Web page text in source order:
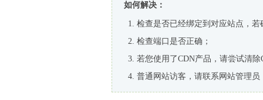
如何解决：
检查是否已经绑定到对应站点，
检查端口是否正确；
若您使用了CDN产品，请尝试清除
普通网站访客，请联系网站管理员